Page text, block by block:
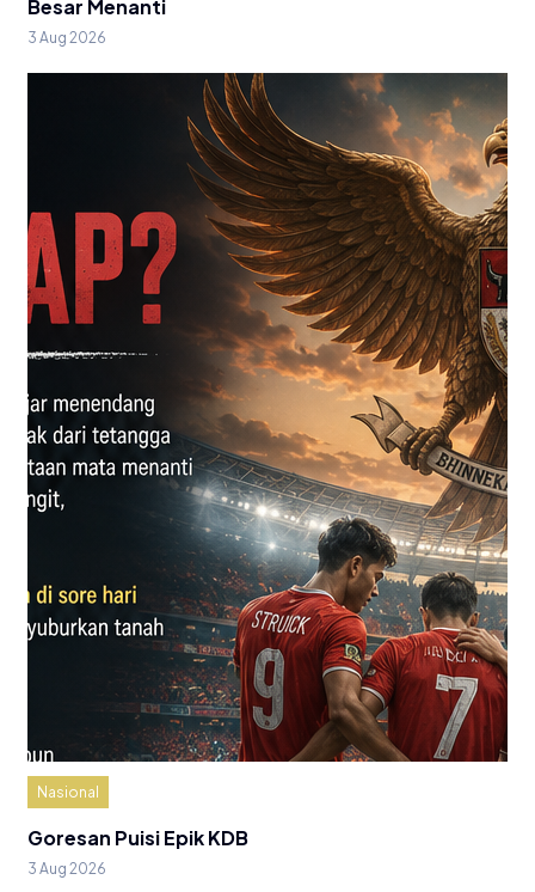
Besar Menanti
3 Aug 2026
Nasional
Goresan Puisi Epik KDB
3 Aug 2026